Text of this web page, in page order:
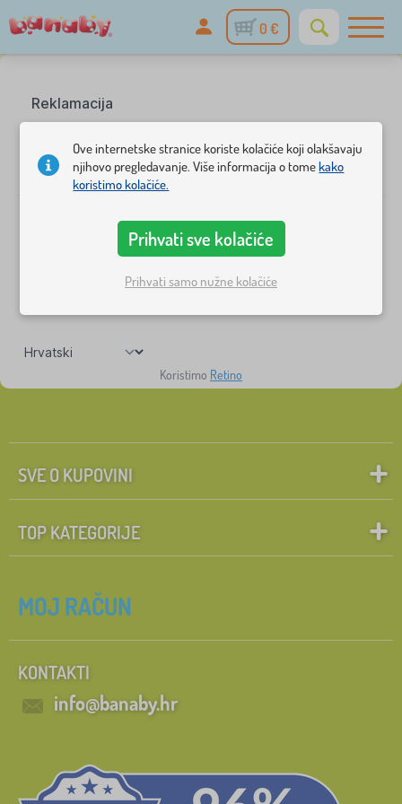
0 €
Koristimo Retino
SVE O KUPOVINI
TOP KATEGORIJE
MOJ RAČUN
KONTAKTI
info@banaby.hr
Ove internetske stranice koriste kolačiće koji olakšavaju
njihovo pregledavanje. Više informacija o tomekako
koristimo kolačiće.
Prihvati sve kolačiće
Prihvati samo nužne kolačiće